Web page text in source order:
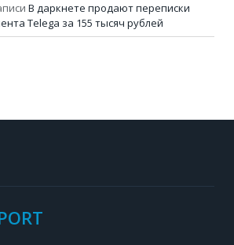
В даркнете продают переписки
Telega за 155 тысяч рублей